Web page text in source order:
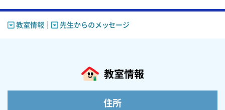
教室情報 先生からのメッセージ
教室情報
住所